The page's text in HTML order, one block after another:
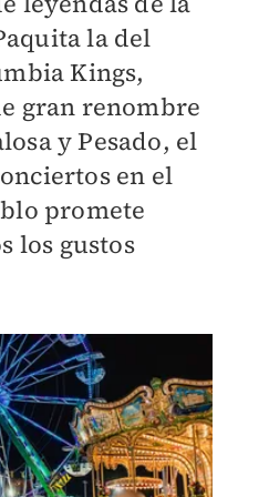
la del
Kings,
gran renombre
y Pesado, el
en el
promete
los gustos